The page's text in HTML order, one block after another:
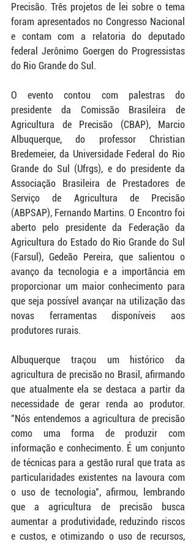
Precisão. Três projetos de lei sobre o tema
foram apresentados no Congresso Nacional
e contam com a relatoria do deputado
federal Jerônimo Goergen do Progressistas
do Rio Grande do Sul.
O evento contou com palestras do
presidente da Comissão Brasileira de
Agricultura de Precisão (CBAP), Marcio
Albuquerque, do professor Christian
Bredemeier, da Universidade Federal do Rio
Grande do Sul (Ufrgs), e do presidente da
Associação Brasileira de Prestadores de
Serviço de Agricultura de Precisão
(ABPSAP), Fernando Martins. O Encontro foi
aberto pelo presidente da Federação da
Agricultura do Estado do Rio Grande do Sul
(Farsul), Gedeão Pereira, que salientou o
avanço da tecnologia e a importância em
proporcionar um maior conhecimento para
que seja possível avançar na utilização das
novas ferramentas disponíveis aos
produtores rurais.
Albuquerque traçou um histórico da
agricultura de precisão no Brasil, afirmando
que atualmente ela se destaca a partir da
necessidade de gerar renda ao produtor.
"Nós entendemos a agricultura de precisão
como uma forma de produzir com
informação e conhecimento. É um conjunto
de técnicas para a gestão rural que trata as
particularidades existentes na lavoura com
o uso de tecnologia", afirmou, lembrando
que a agricultura de precisão busca
aumentar a produtividade, reduzindo riscos
e custos, e otimizando o uso de recursos,